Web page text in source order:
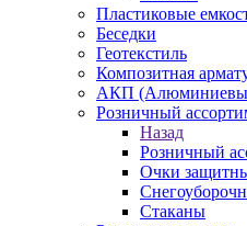
Пластиковые
Беседки
Геотекстиль
Композитная
АКП
Розничный
Назад
Розничный
Очки
Стаканы